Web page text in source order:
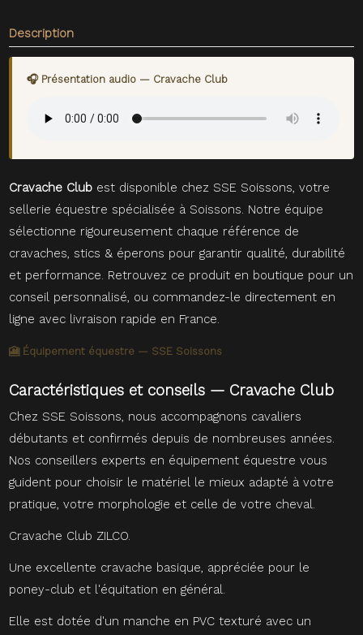
Description
🎧 Présentation audio — Cravache Club
Cravache Club est disponible chez SSE Soissons, votre
sellerie équestre spécialisée à Soissons. Notre équipe
sélectionne rigoureusement chaque référence de
cravaches, stics & éperons pour garantir qualité, durabilité
et performance. Retrouvez ce produit en boutique pour un
conseil personnalisé, ou commandez-le directement en
ligne avec livraison rapide en France.
🎦 Équipement équestre — SSE Soissons
Caractéristiques et conseils — Cravache Club
Chez SSE Soissons, nous accompagnons cavaliers
débutants et confirmés depuis de nombreuses années.
Nos conseillers experts en équipement équestre vous
guident pour choisir le matériel le mieux adapté à votre
pratique, votre morphologie et celle de votre cheval.
Cravache Club ZILCO.
Une excellente cravache basique, appréciée pour le
poney-club et l'équitation en général.
Elle est dotée d'un manche en PVC texturé avec un